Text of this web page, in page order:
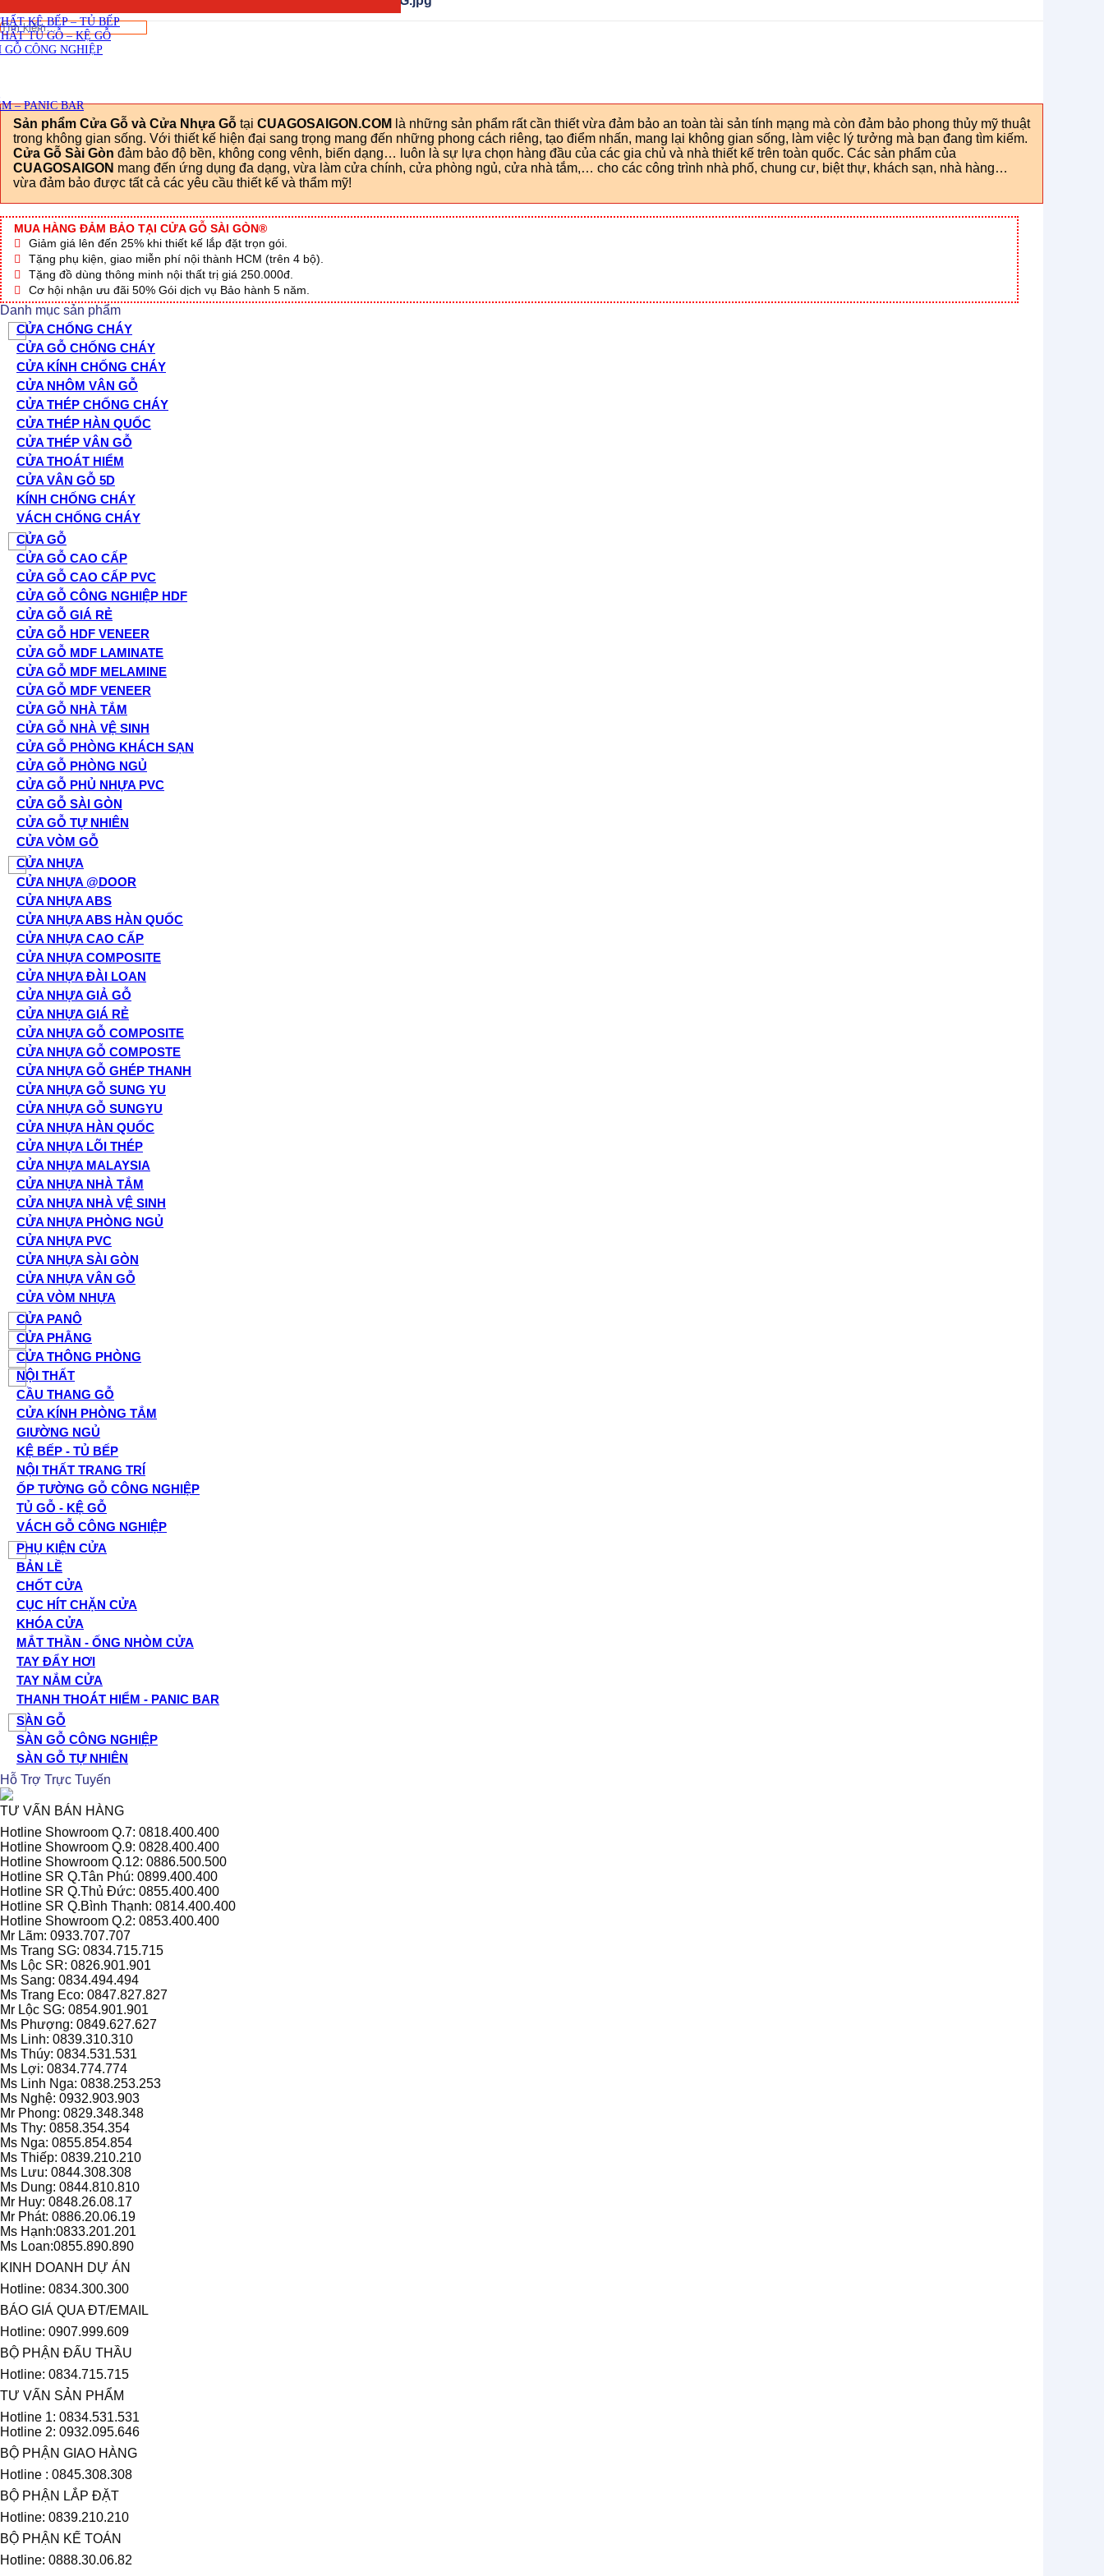
KỆ BẾP – TỦ BẾP
TỦ GỖ – KỆ GỖ
GỖ CÔNG NGHIỆP
– PANIC BAR
Tìm
kiếm:
Sản phẩm Cửa Gỗ và Cửa Nhựa Gỗ tại CUAGOSAIGON.COM là những sản phẩm rất cần thiết vừa đảm bảo an toàn tài sản tính mạng mà còn đảm bảo phong thủy mỹ thuật
trong không gian sống. Với thiết kế hiện đại sang trọng mang đến những phong cách riêng, tạo điểm nhấn, mang lại không gian sống, làm việc lý tưởng mà bạn đang tìm kiếm.
Cửa Gỗ Sài Gòn đảm bảo độ bền, không cong vênh, biến dạng… luôn là sự lựa chọn hàng đầu của các gia chủ và nhà thiết kế trên toàn quốc. Các sản phẩm của
CUAGOSAIGON mang đến ứng dụng đa dạng, vừa làm cửa chính, cửa phòng ngủ, cửa nhà tắm,… cho các công trình nhà phố, chung cư, biệt thự, khách sạn, nhà hàng…
vừa đảm bảo được tất cả các yêu cầu thiết kế và thẩm mỹ!
MUA HÀNG ĐẢM BẢO TẠI CỬA GỖ SÀI GÒN®
Giảm giá lên đến 25% khi thiết kế lắp đặt trọn gói.
Tặng phụ kiện, giao miễn phí nội thành HCM (trên 4 bộ).
Tặng đồ dùng thông minh nội thất trị giá 250.000đ.
Cơ hội nhận ưu đãi 50% Gói dịch vụ Bảo hành 5 năm.
Danh mục sản phẩm
CỬA CHỐNG CHÁY
CỬA GỖ CHỐNG CHÁY
CỬA KÍNH CHỐNG CHÁY
CỬA NHÔM VÂN GỖ
CỬA THÉP CHỐNG CHÁY
CỬA THÉP HÀN QUỐC
CỬA THÉP VÂN GỖ
CỬA THOÁT HIỂM
CỬA VÂN GỖ 5D
KÍNH CHỐNG CHÁY
VÁCH CHỐNG CHÁY
CỬA GỖ
CỬA GỖ CAO CẤP
CỬA GỖ CAO CẤP PVC
CỬA GỖ CÔNG NGHIỆP HDF
CỬA GỖ GIÁ RẺ
CỬA GỖ HDF VENEER
CỬA GỖ MDF LAMINATE
CỬA GỖ MDF MELAMINE
CỬA GỖ MDF VENEER
CỬA GỖ NHÀ TẮM
CỬA GỖ NHÀ VỆ SINH
CỬA GỖ PHÒNG KHÁCH SẠN
CỬA GỖ PHÒNG NGỦ
CỬA GỖ PHỦ NHỰA PVC
CỬA GỖ SÀI GÒN
CỬA GỖ TỰ NHIÊN
CỬA VÒM GỖ
CỬA NHỰA
CỬA NHỰA @DOOR
CỬA NHỰA ABS
CỬA NHỰA ABS HÀN QUỐC
CỬA NHỰA CAO CẤP
CỬA NHỰA COMPOSITE
CỬA NHỰA ĐÀI LOAN
CỬA NHỰA GIẢ GỖ
CỬA NHỰA GIÁ RẺ
CỬA NHỰA GỖ COMPOSITE
CỬA NHỰA GỖ COMPOSTE
CỬA NHỰA GỖ GHÉP THANH
CỬA NHỰA GỖ SUNG YU
CỬA NHỰA GỖ SUNGYU
CỬA NHỰA HÀN QUỐC
CỬA NHỰA LÕI THÉP
CỬA NHỰA MALAYSIA
CỬA NHỰA NHÀ TẮM
CỬA NHỰA NHÀ VỆ SINH
CỬA NHỰA PHÒNG NGỦ
CỬA NHỰA PVC
CỬA NHỰA SÀI GÒN
CỬA NHỰA VÂN GỖ
CỬA VÒM NHỰA
CỬA PANÔ
CỬA PHẲNG
CỬA THÔNG PHÒNG
NỘI THẤT
CẦU THANG GỖ
CỬA KÍNH PHÒNG TẮM
GIƯỜNG NGỦ
KỆ BẾP - TỦ BẾP
NỘI THẤT TRANG TRÍ
ỐP TƯỜNG GỖ CÔNG NGHIỆP
TỦ GỖ - KỆ GỖ
VÁCH GỖ CÔNG NGHIỆP
PHỤ KIỆN CỬA
BẢN LỀ
CHỐT CỬA
CỤC HÍT CHẶN CỬA
KHÓA CỬA
MẮT THẦN - ỐNG NHÒM CỬA
TAY ĐẨY HƠI
TAY NẮM CỬA
THANH THOÁT HIỂM - PANIC BAR
SÀN GỖ
SÀN GỖ CÔNG NGHIỆP
SÀN GỖ TỰ NHIÊN
Hỗ Trợ Trực Tuyến
TƯ VẤN BÁN HÀNG
Hotline Showroom Q.7: 0818.400.400
Hotline Showroom Q.9: 0828.400.400
Hotline Showroom Q.12: 0886.500.500
Hotline SR Q.Tân Phú: 0899.400.400
Hotline SR Q.Thủ Đức: 0855.400.400
Hotline SR Q.Bình Thạnh: 0814.400.400
Hotline Showroom Q.2: 0853.400.400
Mr Lãm: 0933.707.707
Ms Trang SG: 0834.715.715
Ms Lộc SR: 0826.901.901
Ms Sang: 0834.494.494
Ms Trang Eco: 0847.827.827
Mr Lộc SG: 0854.901.901
Ms Phượng: 0849.627.627
Ms Linh: 0839.310.310
Ms Thúy: 0834.531.531
Ms Lợi: 0834.774.774
Ms Linh Nga: 0838.253.253
Ms Nghệ: 0932.903.903
Mr Phong: 0829.348.348
Ms Thy: 0858.354.354
Ms Nga: 0855.854.854
Ms Thiếp: 0839.210.210
Ms Lưu: 0844.308.308
Ms Dung: 0844.810.810
Mr Huy: 0848.26.08.17
Mr Phát: 0886.20.06.19
Ms Hạnh:0833.201.201
Ms Loan:0855.890.890
KINH DOANH DỰ ÁN
Hotline: 0834.300.300
BÁO GIÁ QUA ĐT/EMAIL
Hotline: 0907.999.609
BỘ PHẬN ĐẤU THẦU
Hotline: 0834.715.715
TƯ VẤN SẢN PHẨM
Hotline 1: 0834.531.531
Hotline 2: 0932.095.646
BỘ PHẬN GIAO HÀNG
Hotline : 0845.308.308
BỘ PHẬN LẮP ĐẶT
Hotline: 0839.210.210
BỘ PHẬN KẾ TOÁN
Hotline: 0888.30.06.82